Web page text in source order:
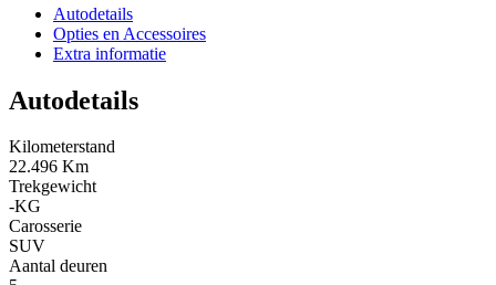
Autodetails
Opties en Accessoires
Extra informatie
Autodetails
Kilometerstand
22.496 Km
Trekgewicht
-KG
Carosserie
SUV
Aantal deuren